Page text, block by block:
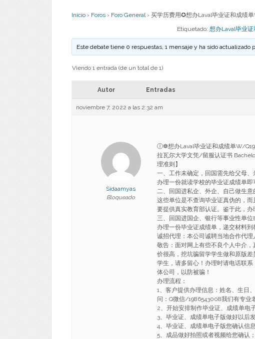
Inicio › Foros › Foro General › 买学历费用✪想办Laval毕业证和成绩
Etiquetado: 想办Laval毕业
Este debate tiene 0 respuestas, 1 mensaje y ha sido actualizado
Viendo 1 entrada (de un total de 1)
Autor Entradas
noviembre 7, 2022 a las 2:32 am
Sidaamyas
Bloqueado
ⓛ❁想办Laval毕业证和成绩单W/
拉瓦尔大学文凭/留服认证书
理准则】
一、工作未确定，回国需先给父母
办理一份就读学校的毕业证成绩单即
二、回国进私企、外企、自己做生意
这些单位是不查询毕业证真伪的，
要提供真实教育部认证。鉴于此，
三、回国进国企、银行等事业性单
办理一份毕业证成绩单，递交材料
诚招代理：本公司诚聘当地合作代理
敬告：面对网上有些不良个人中介
价很高，挖坑骗留学学生做和原版
学生，请多留心！办理时请电话联
体公司，以防被骗！
办理流程：
1、客户提供办理信息：姓名、生日
问：Q微信/1986543008我们有专业
2、开始安排制作毕业证、成绩单电
3、毕业证、成绩单电子版做好以后
4、毕业证、成绩单电子版您确认信
5、成品做好拍照或者视频给您确认；